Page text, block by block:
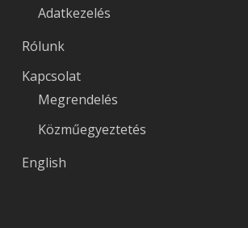
Adatkezelés
Rólunk
Kapcsolat
Megrendelés
Közműegyeztetés
English